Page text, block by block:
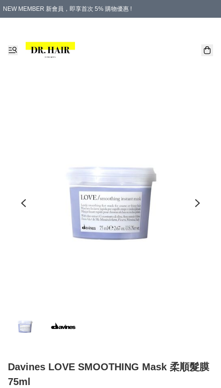
NEW MEMBER 新會員，即享首次 5% 購物優惠 !
Davines LOVE SMOOTHING Mask 柔順髮膜
75ml